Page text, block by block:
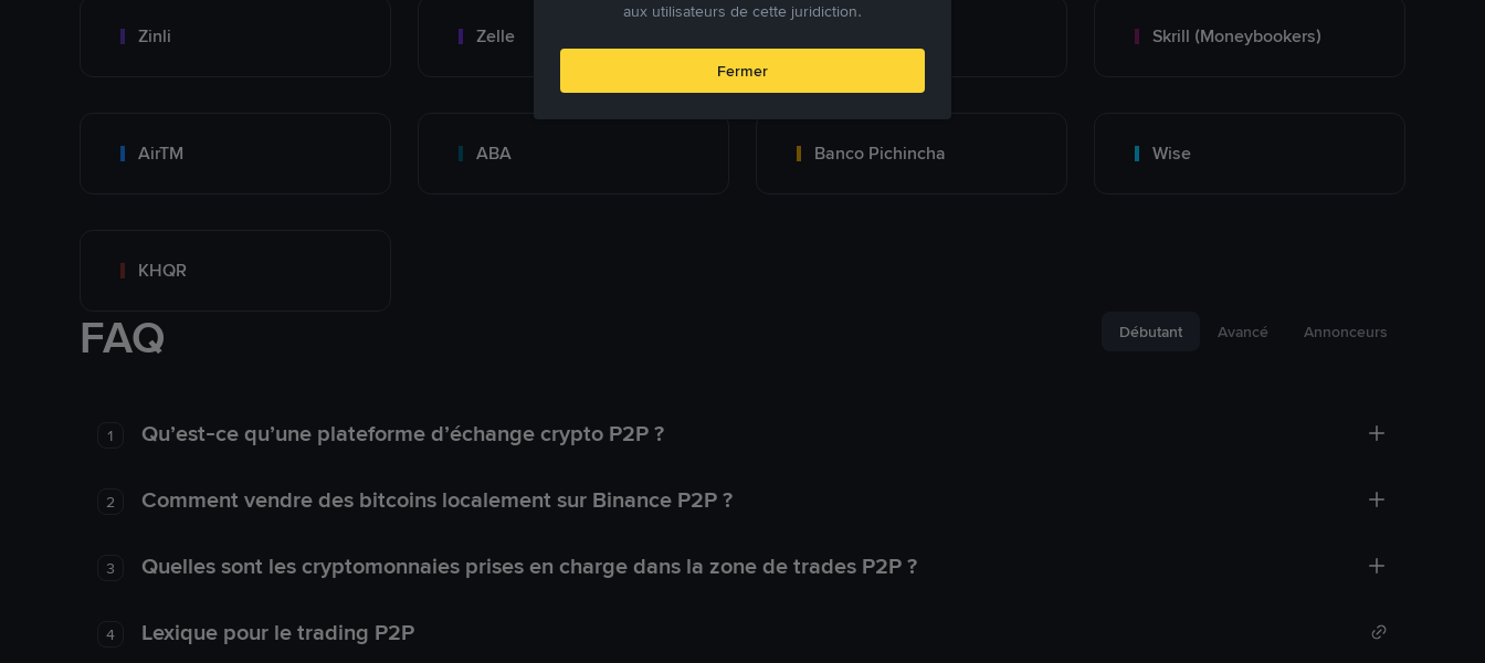
Zinli Zelle Skrill (Moneybookers)
AirTM ABA Banco Pichincha Wise
KHQR
FAQ Débutant Avancé Annonceurs
1 Qu’est-ce qu’une plateforme d’échange crypto P2P ?
2 Comment vendre des bitcoins localement sur Binance P2P ?
3 Quelles sont les cryptomonnaies prises en charge dans la zone de trades P2P ?
4 Lexique pour le trading P2P
aux utilisateurs de cette juridiction.
Fermer